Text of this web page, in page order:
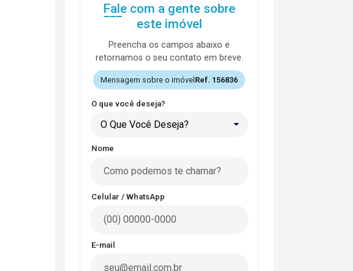
Fale com a gente sobre
este imóvel
Preencha os campos abaixo e
retornamos o seu contato em breve.
Mensagem sobre o imóvel Ref. 156836
O que você deseja?
O Que Você Deseja?
Nome
Celular / WhatsApp
E-mail